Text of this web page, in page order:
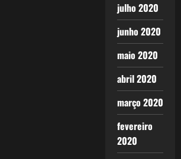
julho 2020
junho 2020
maio 2020
abril 2020
março 2020
fevereiro
2020